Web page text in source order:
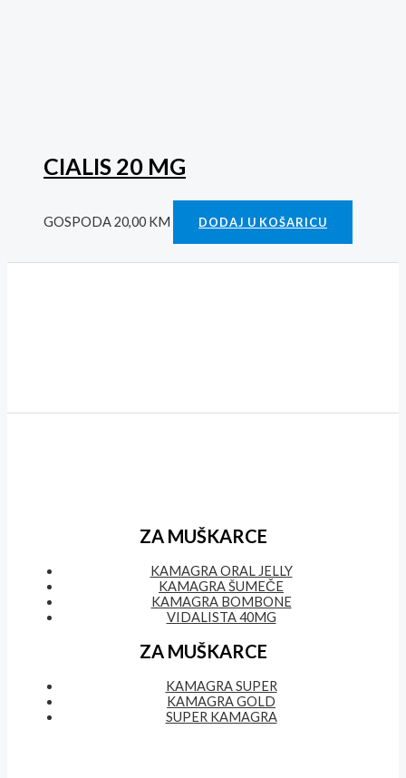
CIALIS 20 MG
GOSPODA20,00 KM DODAJ U KOŠARICU
ZA MUŠKARCE
KAMAGRA ORAL JELLY
KAMAGRA ŠUMEČE
KAMAGRA BOMBONE
VIDALISTA 40MG
ZA MUŠKARCE
KAMAGRA SUPER
KAMAGRA GOLD
SUPER KAMAGRA